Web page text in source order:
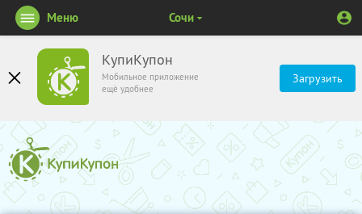
КупиКупон
Мобильное приложение
ещё удобнее
Загрузить
Меню Сочи